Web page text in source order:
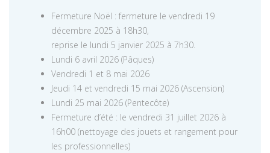
Fermeture Noël : fermeture le vendredi 19
décembre 2025 à 18h30,
reprise le lundi 5 janvier 2025 à 7h30.
Lundi 6 avril 2026 (Pâques)
Vendredi 1 et 8 mai 2026
Jeudi 14 et vendredi 15 mai 2026 (Ascension)
Lundi 25 mai 2026 (Pentecôte)
Fermeture d’été : le vendredi 31 juillet 2026 à
16h00 (nettoyage des jouets et rangement pour
les professionnelles)